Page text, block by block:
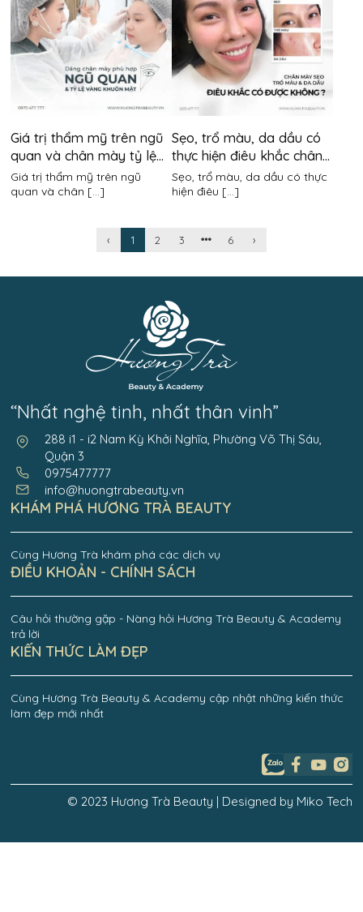
Giá trị thẩm mỹ trên ngũ
quan và chân mày tỷ lệ
vàng có quan trọng hay
không?
Giá trị thẩm mỹ trên ngũ
quan và chân [...]
Sẹo, trổ màu, da dầu có
thực hiện điêu khắc chân
mày được không?
Sẹo, trổ màu, da dầu có thực
hiện điêu [...]
‹ 1 2 3 6 ›
“Nhất nghệ tinh, nhất thân vinh”
288 i1 - i2 Nam Kỳ Khởi Nghĩa, Phường Võ Thị Sáu,
Quận 3
0975477777
info@huongtrabeauty.vn
KHÁM PHÁ HƯƠNG TRÀ BEAUTY
Cùng Hương Trà khám phá các dịch vụ
ĐIỀU KHOẢN - CHÍNH SÁCH
Câu hỏi thường gặp - Nàng hỏi Hương Trà Beauty & Academy
trả lời
KIẾN THỨC LÀM ĐẸP
Cùng Hương Trà Beauty & Academy cập nhật những kiến thức
làm đẹp mới nhất
© 2023 Hương Trà Beauty | Designed by Miko Tech